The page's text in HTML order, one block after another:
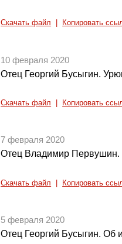
Скачать файл Копировать
10 февраля 2020
Отец Георгий Бусыгин.
Скачать файл Копировать
7 февраля 2020
Отец Владимир
Скачать файл Копировать
5 февраля 2020
Отец Георгий Бусыгин. Об